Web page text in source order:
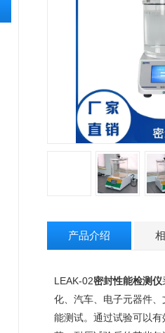
产品介绍
LEAK-02密封性能检测仪
化、汽车、电子元器件
能测试。通过试验可以